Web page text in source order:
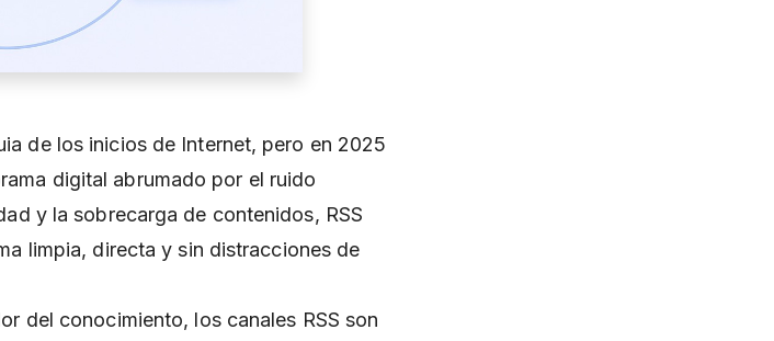
de los inicios de Internet, pero en 2025
digital abrumado por el ruido
y la sobrecarga de contenidos, RSS
limpia, directa y sin distracciones de
del conocimiento, los canales RSS son